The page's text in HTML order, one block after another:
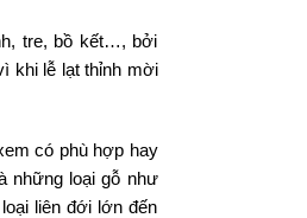
tre, bồ kết…, bởi
khi lễ lạt thỉnh mời
có phù hợp hay
những loại gỗ như
liên đới lớn đến